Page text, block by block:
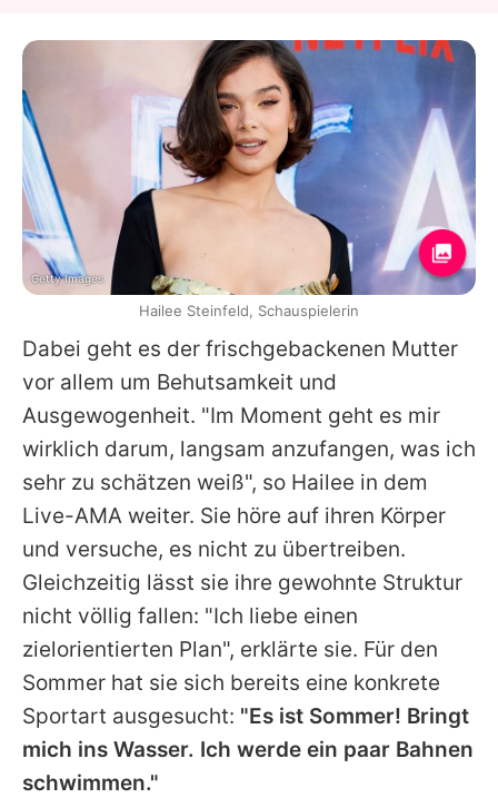
Dabei geht es der frischgebackenen Mutter
vor allem um Behutsamkeit und
Ausgewogenheit. "Im Moment geht es mir
wirklich darum, langsam anzufangen, was ich
sehr zu schätzen weiß", so Hailee in dem
Live-AMA weiter. Sie höre auf ihren Körper
und versuche, es nicht zu übertreiben.
Gleichzeitig lässt sie ihre gewohnte Struktur
nicht völlig fallen: "Ich liebe einen
zielorientierten Plan", erklärte sie. Für den
Sommer hat sie sich bereits eine konkrete
Sportart ausgesucht: "Es ist Sommer! Bringt
mich ins Wasser. Ich werde ein paar Bahnen
schwimmen."
Getty Images
Hailee Steinfeld, Schauspielerin